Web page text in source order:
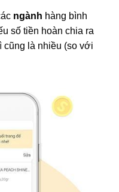
ngành hàng bình
số tiền hoàn chia ra
cũng là nhiều (so với